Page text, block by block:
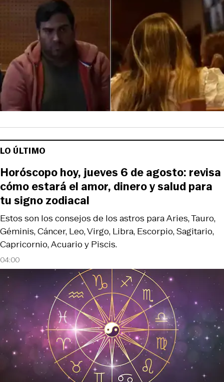
LO ÚLTIMO
04:00
Estos son los consejos de los astros para Aries, Tauro,
Géminis, Cáncer, Leo, Virgo, Libra, Escorpio, Sagitario,
Capricornio, Acuario y Piscis.
Horóscopo hoy, jueves 6 de agosto: revisa
cómo estará el amor, dinero y salud para
tu signo zodiacal